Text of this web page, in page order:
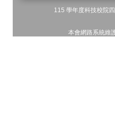
115 學年度科技校院
本會網路系統維